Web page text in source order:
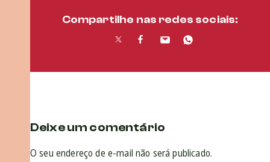
Compartilhe nas redes sociais:
Deixe um comentário
O seu endereço de e-mail não será publicado.